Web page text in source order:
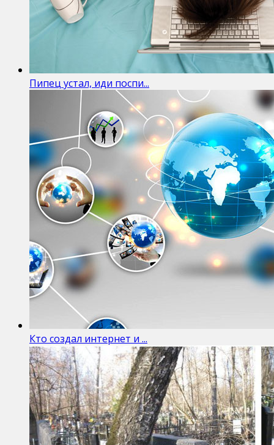
Пипец устал, иди поспи...
Кто создал интернет и ...